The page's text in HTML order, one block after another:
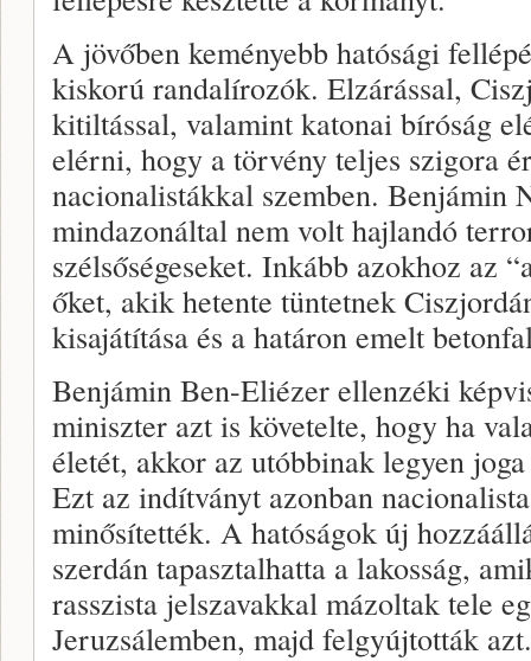
A jövőben keményebb hatósági
kiskorú randalírozók. Elzárással,
kitiltással, valamint katonai bíróság
elérni, hogy a törvény teljes szigora
nacionalistákkal szemben. Benjámin
mindazonáltal nem volt hajlandó
szélsőségeseket. Inkább azokhoz az
őket, akik hetente tüntetnek
kisajátítása és a határon emelt
Benjámin Ben-Eliézer ellenzéki
miniszter azt is követelte, hogy ha
életét, akkor az utóbbinak legyen
Ezt az indítványt azonban
minősítették. A hatóságok új
szerdán tapasztalhatta a lakosság,
rasszista jelszavakkal mázoltak tele
Jeruzsálemben, majd felgyújtották azt.